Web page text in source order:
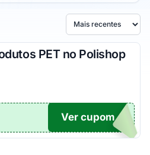
conferir a quantidade de
Ordenar por
PET no Polishop
DIGO
Ver cupom